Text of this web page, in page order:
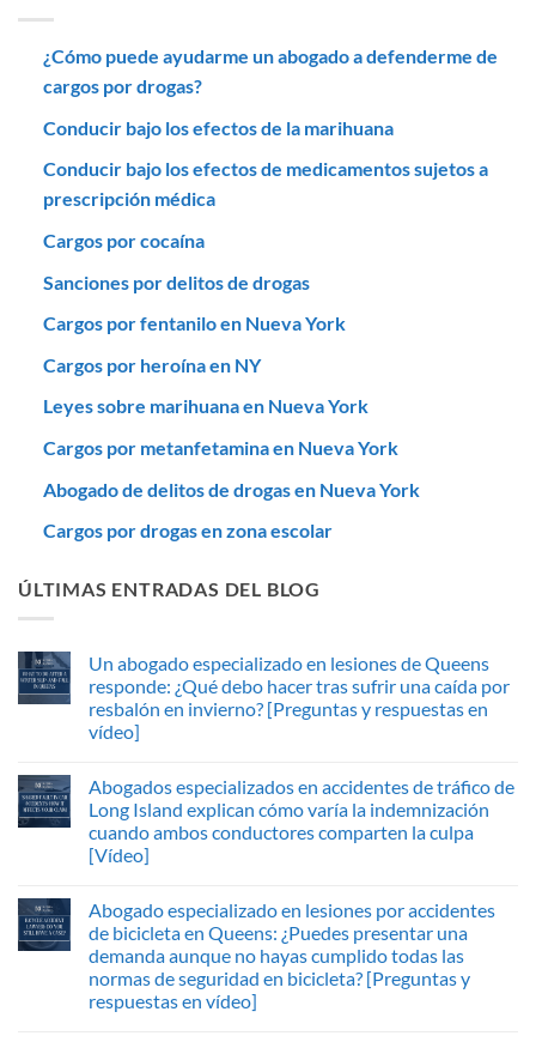
¿Cómo puede ayudarme un abogado a defenderme de
cargos por drogas?
Conducir bajo los efectos de la marihuana
Conducir bajo los efectos de medicamentos sujetos a
prescripción médica
Cargos por cocaína
Sanciones por delitos de drogas
Cargos por fentanilo en Nueva York
Cargos por heroína en NY
Leyes sobre marihuana en Nueva York
Cargos por metanfetamina en Nueva York
Abogado de delitos de drogas en Nueva York
Cargos por drogas en zona escolar
ÚLTIMAS ENTRADAS DEL BLOG
Un abogado especializado en lesiones de Queens
responde: ¿Qué debo hacer tras sufrir una caída por
resbalón en invierno? [Preguntas y respuestas en
vídeo]
Abogados especializados en accidentes de tráfico de
Long Island explican cómo varía la indemnización
cuando ambos conductores comparten la culpa
[Vídeo]
Abogado especializado en lesiones por accidentes
de bicicleta en Queens: ¿Puedes presentar una
demanda aunque no hayas cumplido todas las
normas de seguridad en bicicleta? [Preguntas y
respuestas en vídeo]